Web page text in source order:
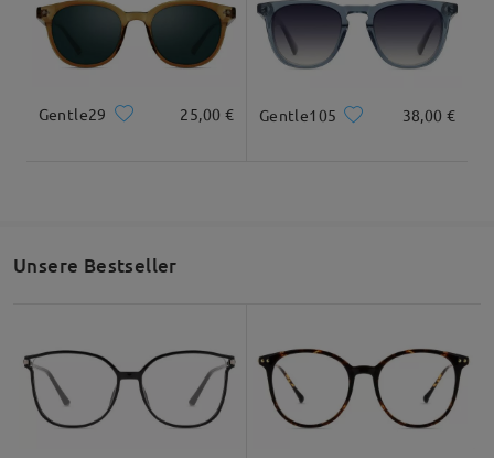
Gentle29 25,00 € Gentle105 38,00 €
Unsere Bestseller